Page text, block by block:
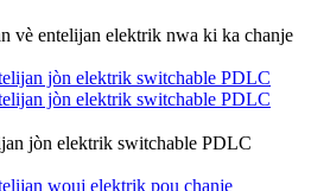
vè entelijan elektrik nwa ki ka chanje
jòn elektrik switchable PDLC